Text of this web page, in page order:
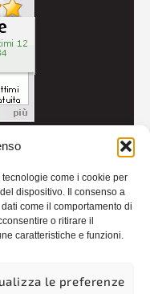
come i cookie per
dispositivo. Il consenso a
come il comportamento di
o ritirare il
caratteristiche e funzioni.
le preferenze